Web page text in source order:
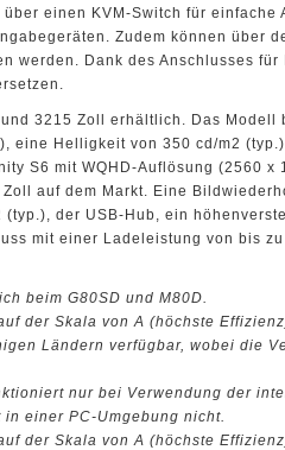
einen KVM-Switch für einfache
Zudem können über
werden. Dank des Anschlusses
3215 Zoll erhältlich. Das Modell
eine Helligkeit von 350 cd/m2
S6 mit WQHD-Auflösung (2560
auf dem Markt. Eine
der USB-Hub, ein
mit einer Ladeleistung von bis
beim G80SD und M80D.
der Skala von A (höchste
Ländern verfügbar, wobei die
nur bei Verwendung der
einer PC-Umgebung nicht.
der Skala von A (höchste